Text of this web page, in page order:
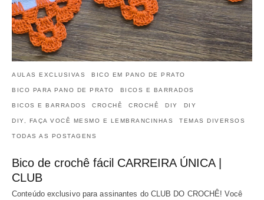
AULAS EXCLUSIVAS BICO EM PANO DE PRATO
BICO PARA PANO DE PRATO BICOS E BARRADOS
BICOS E BARRADOS CROCHÊ CROCHÊ DIY DIY
DIY, FAÇA VOCÊ MESMO E LEMBRANCINHAS TEMAS DIVERSOS
TODAS AS POSTAGENS
Bico de crochê fácil CARREIRA ÚNICA |
CLUB
Conteúdo exclusivo para assinantes do CLUB DO CROCHÊ! Você